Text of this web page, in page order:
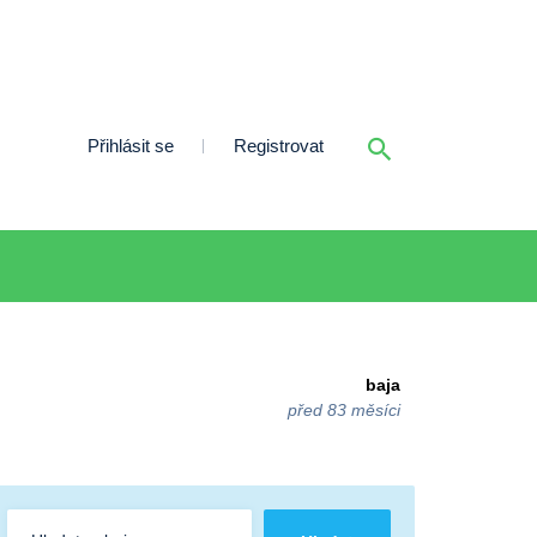
Přihlásit se Registrovat
baja
před 83 měsíci